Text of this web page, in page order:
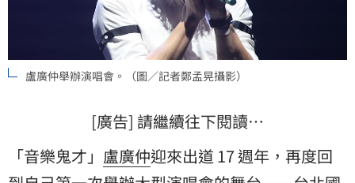
盧廣仲舉辦演唱會。（圖／記者鄭孟晃攝影）
[廣告] 請繼續往下閱讀…
「音樂鬼才」 盧廣仲迎來出道 17 週年，再度回